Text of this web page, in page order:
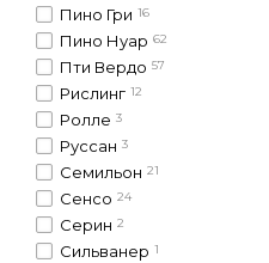
Пино Гри 16
Пино Нуар 62
Пти Вердо 57
Рислинг 12
Ролле 3
Руссан 3
Семильон 21
Сенсо 24
Серин 2
Сильванер 1